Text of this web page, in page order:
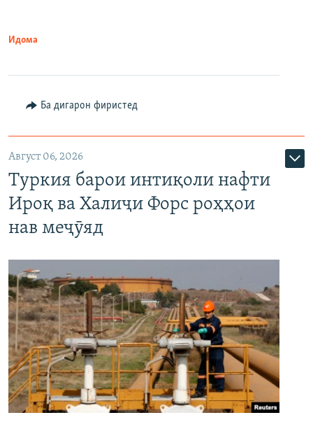
Идома
Ба дигарон фиристед
Август 06, 2026
Туркия барои интиқоли нафти
Ироқ ва Халиҷи Форс роҳҳои
нав меҷӯяд